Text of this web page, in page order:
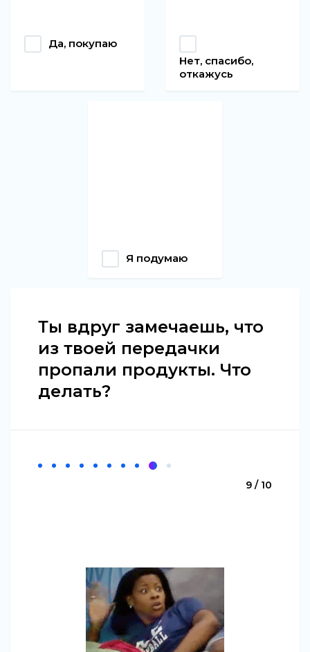
Да, покупаю
Нет, спасибо,
откажусь
Я подумаю
Ты вдруг замечаешь, что
из твоей передачки
пропали продукты. Что
делать?
9 / 10